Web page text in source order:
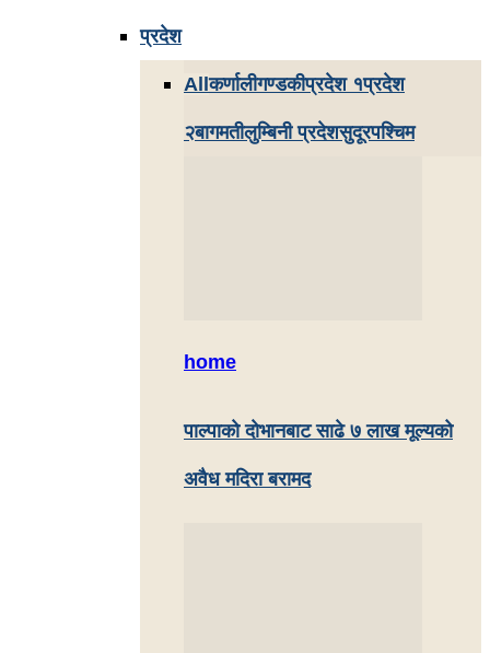
प्रदेश
Allकर्णालीगण्डकीप्रदेश १प्रदेश
२बागमतीलुम्बिनी प्रदेशसुदूरपश्चिम
home
पाल्पाकाे दाेभानबाट साढे ७ लाख मूल्यको
अवैध मदिरा बरामद